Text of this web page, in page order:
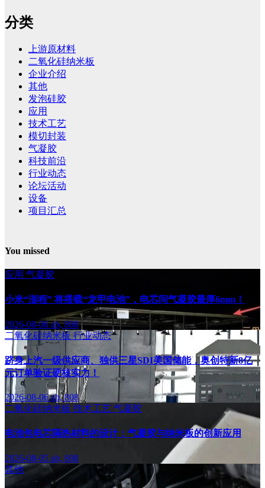
分类
上游原材料
二氧化硅纳米板
企业介绍
其他
发泡硅胶
应用
技术工艺
模切封装
气凝胶
科技前沿
行业动态
论坛活动
设备
项目汇总
You missed
应用 气凝胶
小米“澎程” 将搭载“龙甲电池”，电芯间气凝胶最厚6mm！
2026-08-06ab, 808
二氧化硅纳米板 行业动态
跻身上汽一级供应商、独供三星SDI美国储能，奥创特新8亿
元订单验证硬核实力！
2026-08-06ab, 808
二氧化硅纳米板 技术工艺 气凝胶
电池包电芯隔热材料的设计：气凝胶与纳米板的创新应用
2026-08-05 ab, 808
其他